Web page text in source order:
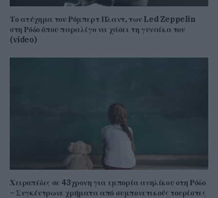
Το ατύχημα του Ρόμπερτ Πλαντ, των Led Zeppelin
στη Ρόδο όπου παραλίγο να χάσει τη γυναίκα του
(video)
Χειροπέδες σε 43χρονη για εμπορία ανηλίκου στη Ρόδο
– Συγκέντρωνε χρήματα από συμπονετικούς τουρίστες